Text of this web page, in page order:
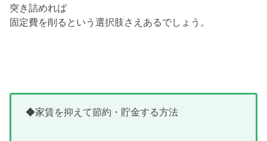
突き詰めれば
固定費を削るという選択肢さえあるでしょう。
◆家賃を抑えて節約・貯金する方法